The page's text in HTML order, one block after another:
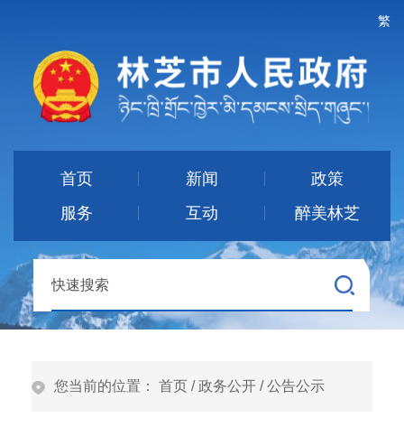
繁
首页 新闻
政策
服务
互动 醉美林芝
您当前的位置： 首页 /政务公开 /公告公示